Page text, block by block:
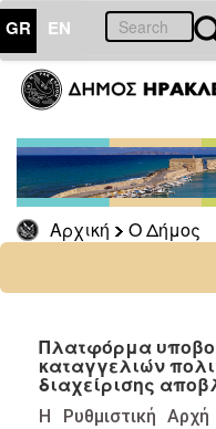
GR EN
Αρχική Ο Δήμος
ΔΗΜΟΣ
Καθαριότητα
&
Ανακύκλωση
Βιοαπόβλητα
ΤΟΠΟΣ
Πλατφόρμα
καταγγελιών
διαχείρισης
Η Ρυθμιστική